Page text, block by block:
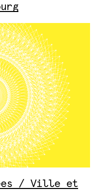
/ Ville et